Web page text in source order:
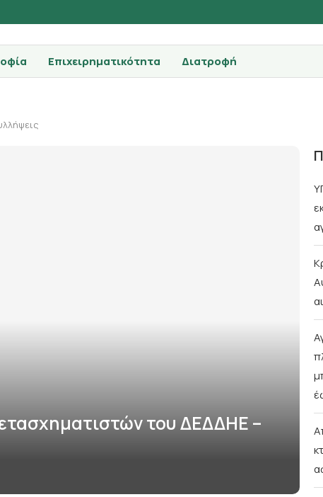
Επιχειρηματικότητα Διατροφή
του ΔΕΔΔΗΕ –